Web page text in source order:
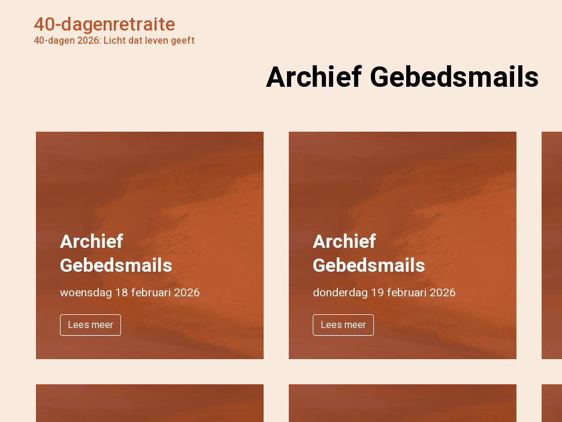
40-dagenretraite
40-dagen 2026: Licht dat leven geeft
Archief Gebedsmails
Archief
Gebedsmails
woensdag 18 februari 2026
Lees meer
Archief
Gebedsmails
donderdag 19 februari 2026
Lees meer